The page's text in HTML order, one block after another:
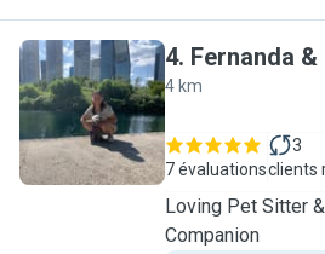
F
4. Fernanda &
4 km
7 évaluations
3
clients
Loving Pet Sitter
Companion